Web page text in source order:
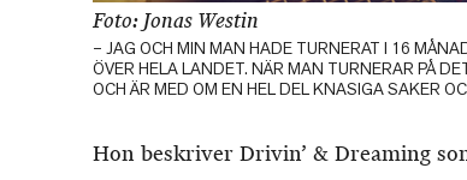
Foto: Jonas Westin
– JAG OCH MIN MAN HADE TURNERAT I 16
ÖVER HELA LANDET. NÄR MAN TURNERAR PÅ
OCH ÄR MED OM EN HEL DEL KNASIGA SAKER
Hon beskriver Drivin’ & Dreaming